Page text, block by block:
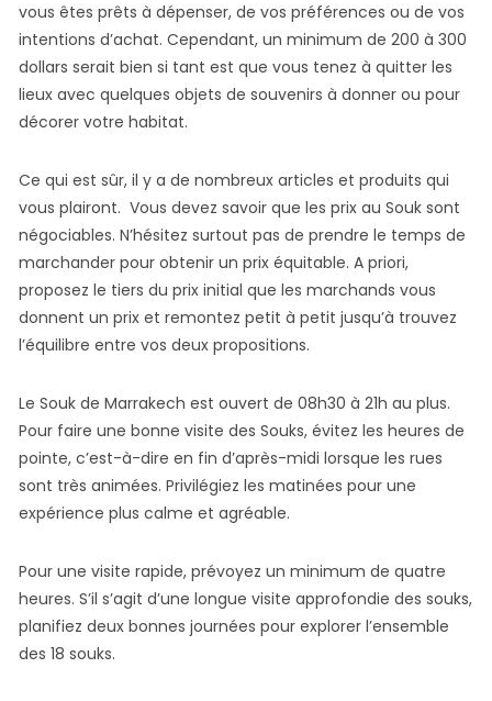
vous êtes prêts à dépenser, de vos préférences ou de vos
intentions d’achat. Cependant, un minimum de 200 à 300
dollars serait bien si tant est que vous tenez à quitter les
lieux avec quelques objets de souvenirs à donner ou pour
décorer votre habitat.
Ce qui est sûr, il y a de nombreux articles et produits qui
vous plairont. Vous devez savoir que les prix au Souk sont
négociables. N’hésitez surtout pas de prendre le temps de
marchander pour obtenir un prix équitable. A priori,
proposez le tiers du prix initial que les marchands vous
donnent un prix et remontez petit à petit jusqu’à trouvez
l’équilibre entre vos deux propositions.
Le Souk de Marrakech est ouvert de 08h30 à 21h au plus.
Pour faire une bonne visite des Souks, évitez les heures de
pointe, c’est-à-dire en fin d’après-midi lorsque les rues
sont très animées. Privilégiez les matinées pour une
expérience plus calme et agréable.
Pour une visite rapide, prévoyez un minimum de quatre
heures. S’il s’agit d’une longue visite approfondie des souks,
planifiez deux bonnes journées pour explorer l’ensemble
des 18 souks.